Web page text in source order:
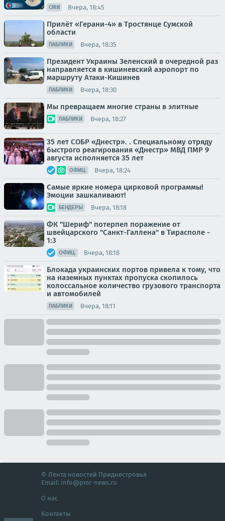
СМИ Вчера, 18:45
Прилёт «Герани-4» в Тростянце Сумской
области
ПАБЛИКИ Вчера, 18:35
Президент Украины Зеленский в очередной раз
направляется в кишиневский аэропорт по
маршруту Атаки-Кишинев
ПАБЛИКИ Вчера, 18:30
Мы превращаем многие страны в элитные
ПАБЛИКИ Вчера, 18:27
35 лет СОБР «Днестр». . Специальному отряду
быстрого реагирования «Днестр» МВД ПМР 9
августа исполняется 35 лет
ОФИЦ. Вчера, 18:24
Самые яркие номера цирковой программы!
Эмоции зашкаливают!
БЕНДЕРЫ Вчера, 18:18
ФК "Шериф" потерпел поражение от
швейцарского "Санкт-Галлена" в Тирасполе -
1:3
ОФИЦ. Вчера, 18:18
Блокада украинских портов привела к тому, что
на наземных пунктах пропуска скопилось
колоссальное количество грузового транспорта
и автомобилей
ПАБЛИКИ Вчера, 18:11
© Лента новостей Приднестровья
Email: info@pmr-news.ru
О нас
Контакты